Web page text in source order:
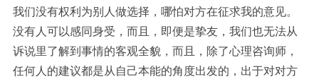
我们没有权利为别人做选择，哪怕对方在征求我的意见。
没有人可以感同身受，而且，即便是挚友，我们也无法从
诉说里了解到事情的客观全貌，而且，除了心理咨询师，
任何人的建议都是从自己本能的角度出发的，出于对对方